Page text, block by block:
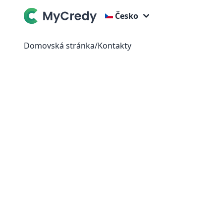
Česko
Domovská stránka/Kontakty